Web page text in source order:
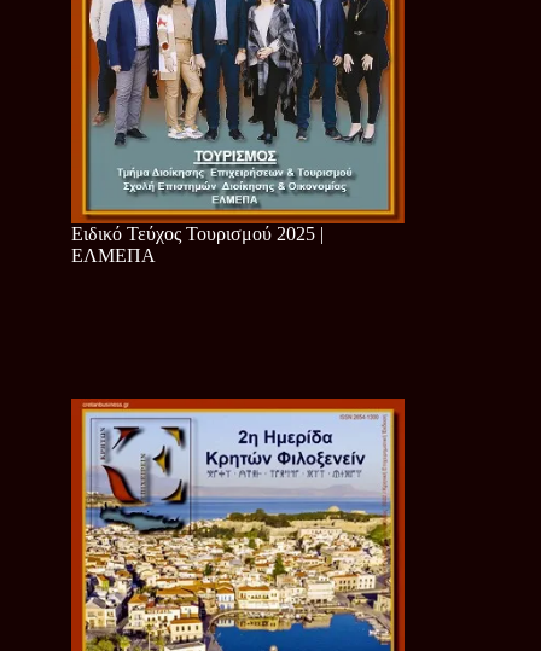
Ειδικό Τεύχος Τουρισμού 2025 |
ΕΛΜΕΠΑ